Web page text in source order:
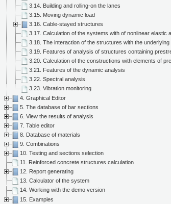
3.14. Building and rolling-on the lanes
3.15. Moving dynamic load
3.16. Cable-stayed structures
3.17. Calculation of the systems with of nonlinear elastic
3.18. The interaction of the structures with the underlying
3.19. Features of analysis of structures containing
3.20. Calculation of the constructions with elements of
3.21. Features of the dynamic analysis
3.22. Spectral analysis
3.23. Vibration monitoring
4. Graphical Editor
5. The database of bar sections
6. View the results of analysis
7. Table editor
8. Database of materials
9. Combinations
10. Testing and sections selection
11. Reinforced concrete structures calculation
12. Report generating
13. Calculator of the system
14. Working with the demo version
15. Examples